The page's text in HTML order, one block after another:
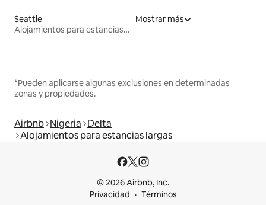
Seattle
Alojamientos para estancias largas
Mostrar más
*Pueden aplicarse algunas exclusiones en determinadas
zonas y propiedades.
Airbnb Nigeria Delta
Alojamientos para estancias largas
© 2026 Airbnb, Inc.
Privacidad
Términos